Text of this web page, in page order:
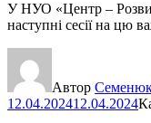
У НУО «Центр –
наступні сесії на цю
Автор
12.04.202412.04.2024